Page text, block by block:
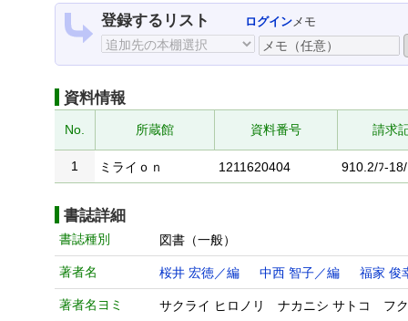
登録するリスト ログインメモ
資料情報
No. 所蔵館 資料番号 請求
1 ミライｏｎ 1211620404 910.2/ﾌ-18/
書誌詳細
書誌種別 図書（一般）
著者名 桜井 宏徳／編 中西 智子／編 福家 俊
著者名ヨミ サクライ ヒロノリ ナカニシ サトコ フ